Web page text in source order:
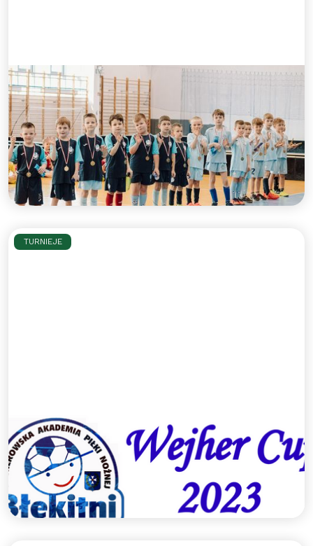
Turnieje dla żaków i skrzatów -
19 marca 2023
W niedzielę 19 marca zorganizowaliśmy w
Wejherowie turnieje dla dzieci z roczników 2015,
2016 i 2017. Zabawa była przednia. Dziękujemy
wszystkim za udział w naszych zawodach.
Czytaj więcej >>
TURNIEJE
2023" - podsumowanie
Za nami cykl turniejów "Wejher Cup 2023" dla
roczników 2011, 2012, 2013 i 2014. Zapraszamy na
podsumowanie!
Czytaj więcej >>